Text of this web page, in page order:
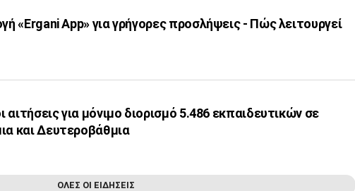
«Ergani App» για γρήγορες προσλήψεις - Πώς λειτουργεί
αιτήσεις για μόνιμο διορισμό 5.486 εκπαιδευτικών σε
και Δευτεροβάθμια
ΟΛΕΣ ΟΙ ΕΙΔΗΣΕΙΣ